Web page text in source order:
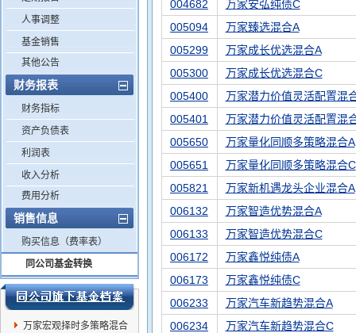
人事调整
基金销售
其他公告
财务报表
财务指标
资产负债表
利润表
收入分析
费用分析
销售信息
购买信息（费率表）
同公司基金转换
万家宏观择时多策略混合
004682
万家安弘纯债C
005094
万家臻选混合A
005299
万家成长优选混合A
005300
万家成长优选混合C
005400
万家潜力价值灵活配置混
005401
万家潜力价值灵活配置混
005650
万家量化同顺多策略混合A
005651
万家量化同顺多策略混合C
005821
万家新机遇龙头企业混合A
006132
万家智造优势混合A
006133
万家智造优势混合C
006172
万家鑫悦纯债A
006173
万家鑫悦纯债C
006233
万家汽车新趋势混合A
006234
万家汽车新趋势混合C